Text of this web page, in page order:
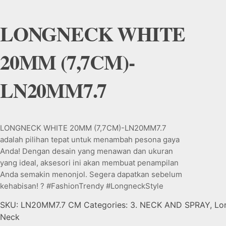
LONGNECK WHITE
20MM (7,7CM)-
LN20MM7.7
LONGNECK WHITE 20MM (7,7CM)-LN20MM7.7
adalah pilihan tepat untuk menambah pesona gaya
Anda! Dengan desain yang menawan dan ukuran
yang ideal, aksesori ini akan membuat penampilan
Anda semakin menonjol. Segera dapatkan sebelum
kehabisan! ? #FashionTrendy #LongneckStyle
SKU: LN20MM7.7 CM Categories: 3. NECK AND SPRAY,
Neck